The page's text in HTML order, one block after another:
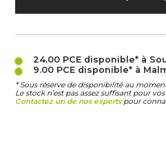
24.00 PCEdisponible* à
9.00 PCEdisponible* à
* Sous réserve de disponibilité au
Le stock n’est pas assez suffisant pour
Contactez un de nos expertspour